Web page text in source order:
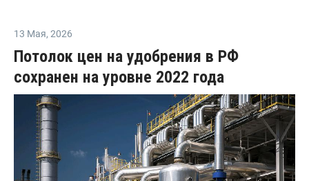
13 Мая, 2026
Потолок цен на удобрения в РФ
сохранен на уровне 2022 года